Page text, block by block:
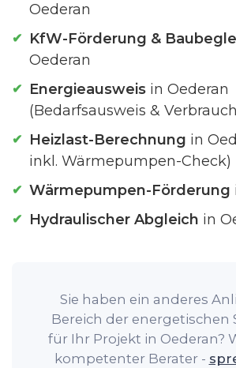
Oederan
KfW-Förderung &
Oederan
Energieausweis in Oederan
(Bedarfsausweis &
Heizlast-Berechnung in
inkl. Wärmepumpen-Check)
Wärmepumpen-Förderung
Hydraulischer Abgleich in
Sie haben ein anderes
Bereich der energetischen
für Ihr Projekt in Oederan?
kompetenter Berater -